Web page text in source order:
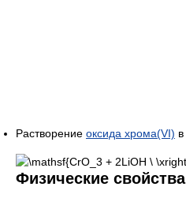
Растворение оксида хрома(VI) в
Физические свойства